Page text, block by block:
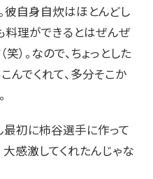
彼自身自炊はほとんどし
料理ができるとはぜんぜ
）。なので、ちょっとした
んでくれて、多分そこか
初に柿谷選手に作って
感激してくれたんじゃな